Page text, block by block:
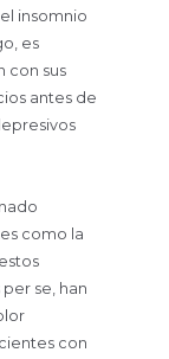
insomnio
es
con sus
antes de
como la
se, han
con